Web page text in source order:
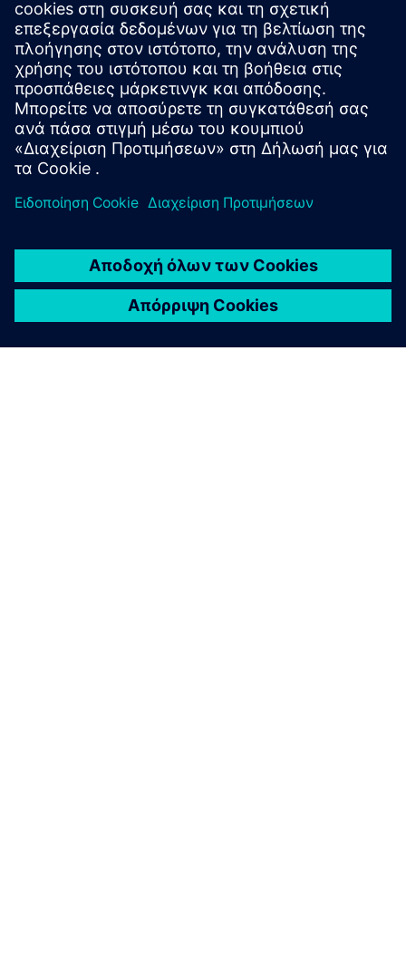
Δουλεύοντας με την τελευταία, υπερσύγχρονη τεχνολογία,
το ψηφιακό οικοσύστημα SENTRON φέρνει διαφάνεια στη
διανομή ισχύος. Με τα δεδομένα της κατανάλωσης
ενέργειας η ενεργειακή απόδοση μπορεί να
βελτιστοποιηθεί. Με τα δεδομένα των...
Μάθετε περισσότερα